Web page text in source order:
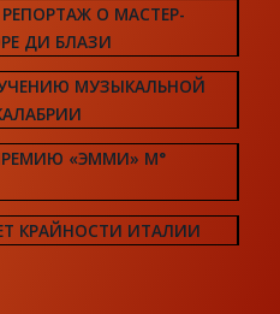
О МАСТЕР-
ДИ БЛАЗИ
МУЗЫКАЛЬНОЙ
«ЭММИ» М°
КРАЙНОСТИ ИТАЛИИ